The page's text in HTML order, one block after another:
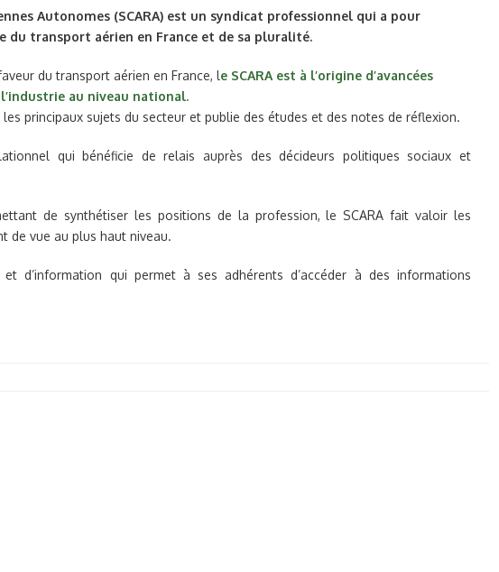
Autonomes (SCARA) est un syndicat professionnel qui a pour
du transport aérien en France et de sa pluralité.
du transport aérien en France, le SCARA est à l’origine d’avancées
au niveau national.
principaux sujets du secteur et publie des études et des notes de réflexion.
qui bénéficie de relais auprès des décideurs politiques sociaux et
de synthétiser les positions de la profession, le SCARA fait valoir les
de vue au plus haut niveau.
d’information qui permet à ses adhérents d’accéder à des informations